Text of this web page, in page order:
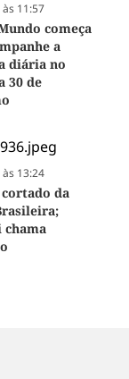
11:57
começa
a
diária no
30 de
13:24
da